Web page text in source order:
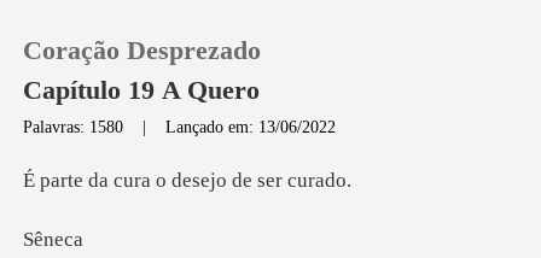
Loja
Coração Desprezado
Capítulo 19 A Quero
Palavras: 1580 |Lançado em: 13/06/2022
ra o desejo d
ne